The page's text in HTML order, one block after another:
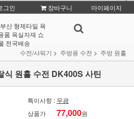
그인 장바구니
마이페이지
수전/샤워기 주방용 수전 주방 원홀
식 원홀 수전 DK400S 사틴
특이사항 : 무광
상품가
77,000원